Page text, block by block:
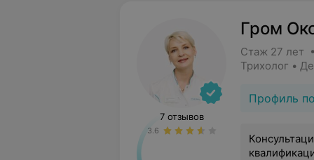
Гром
Стаж 27 лет
Трихолог •
Профиль
7 отзывов
3.6